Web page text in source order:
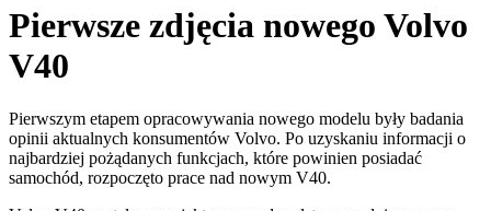
Pierwsze zdjęcia nowego Volvo
V40
Pierwszym etapem opracowywania nowego modelu były badania
opinii aktualnych konsumentów Volvo. Po uzyskaniu informacji o
najbardziej pożądanych funkcjach, które powinien posiadać
samochód, rozpoczęto prace nad nowym V40.